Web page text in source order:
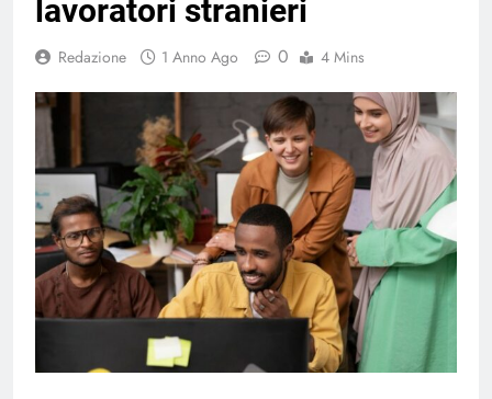
lavoratori stranieri
Redazione 1 Anno Ago 0 4 Mins